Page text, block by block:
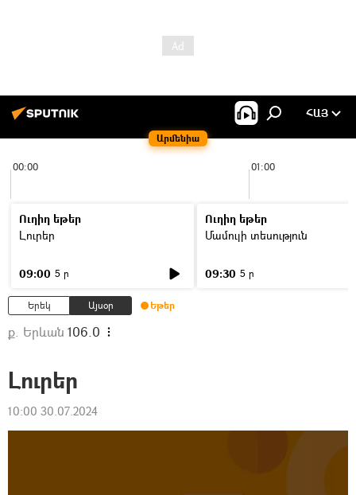
Արմենիա
ՀԱՅ
00:00 01:00
Ուղիղ եթեր
Լուրեր
09:00 5 ր
Ուղիղ եթեր
Մամուլի տեսություն
09:30 5 ր
Երեկ Այսօր Եթեր
ք. Երևան 106.0
Լուրեր
10:00 30.07.2024